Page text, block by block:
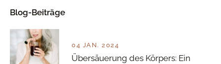
Blog-Beiträge
04 JAN. 2024
Übersäuerung des Körpers: Ein